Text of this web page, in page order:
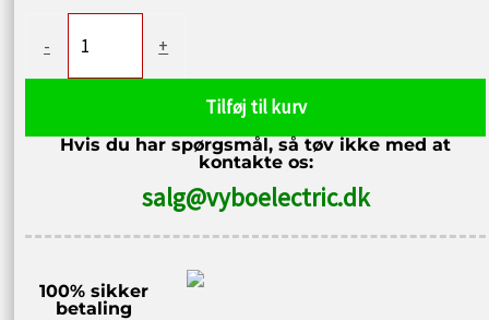
-
0,75kW
4T0007
+
Tilføj til kurv
Hvis du har spørgsmål, så tøv ikke med at
kontakte os:
salg@vyboelectric.dk
100% sikker
betaling